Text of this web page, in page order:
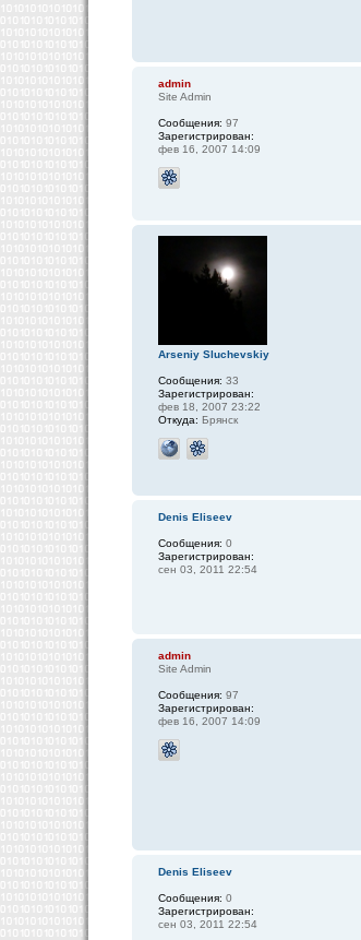
admin
Site Admin
Сообщения: 97
Зарегистрирован:
фев 16, 2007 14:09
Arseniy Sluchevskiy
Сообщения: 33
Зарегистрирован:
фев 18, 2007 23:22
Откуда: Брянск
Denis Eliseev
Сообщения: 0
Зарегистрирован:
сен 03, 2011 22:54
admin
Site Admin
Сообщения: 97
Зарегистрирован:
фев 16, 2007 14:09
Denis Eliseev
Сообщения: 0
Зарегистрирован:
сен 03, 2011 22:54